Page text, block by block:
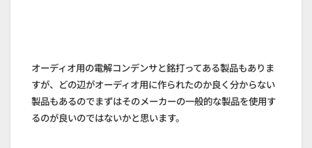
オーディオ用の電解コンデンサと銘打ってある製品もありま
すが、どの辺がオーディオ用に作られたのか良く分からない
製品もあるのでまずはそのメーカーの一般的な製品を使用す
るのが良いのではないかと思います。